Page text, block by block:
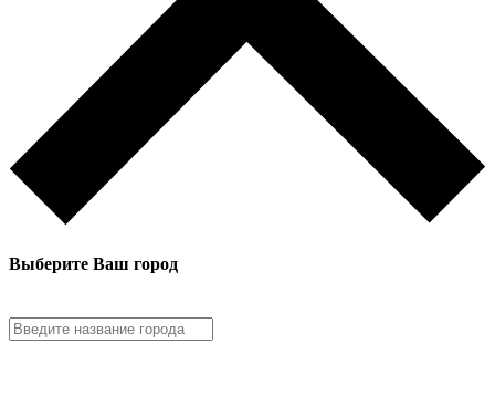
Выберите Ваш город